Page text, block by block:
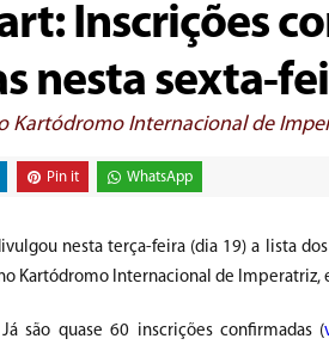
Inscrições
nesta sexta-
Kartódromo Internacional de
Pin it WhatsApp
nesta terça-feira (dia 19) a lista
Kartódromo Internacional de Imperatriz,
Já são quase 60 inscrições confirmadas (